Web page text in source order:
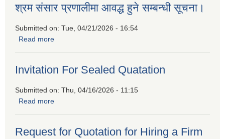
श्रम संसार प्रणालीमा आवद्ध हुने सम्बन्धी सूचना।
Submitted on: Tue, 04/21/2026 - 16:54
Read more
Invitation For Sealed Quatation
Submitted on: Thu, 04/16/2026 - 11:15
Read more
Request for Quotation for Hiring a Firm